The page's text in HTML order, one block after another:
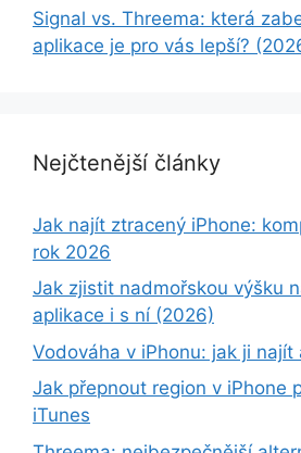
Signal vs. Threema: která
aplikace je pro vás lepší?
Nejčtenější články
Jak najít ztracený iPhone:
rok 2026
Jak zjistit nadmořskou výšku
aplikace i s ní (2026)
Vodováha v iPhonu: jak ji
Jak přepnout region v iPhone
iTunes